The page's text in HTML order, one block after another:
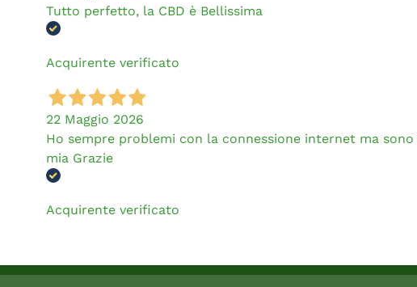
Tutto perfetto, la CBD è Bellissima
Acquirente verificato
22 Maggio 2026
Ho sempre problemi con la connessione internet ma
mia Grazie
Acquirente verificato